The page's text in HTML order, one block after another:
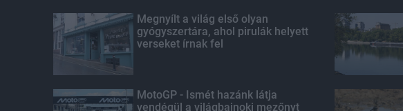
Megnyílt a világ első olyan
gyógyszertára, ahol pirulák helyett
verseket írnak fel
MotoGP - Ismét hazánk látja
vendégül a világbajnoki mezőnyt